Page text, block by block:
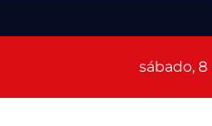
sábado,